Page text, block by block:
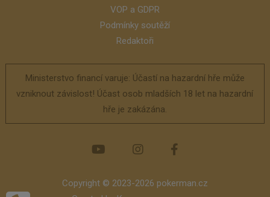
VOP a GDPR
Podmínky soutěží
Redaktoři
Ministerstvo financí varuje: Účastí na hazardní hře může
vzniknout závislost! Účast osob mladších 18 let na hazardní
hře je zakázána.
Copyright © 2023-2026 pokerman.cz